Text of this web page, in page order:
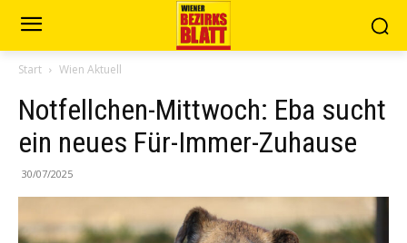
Start Wien Aktuell
Notfellchen-Mittwoch: Eba sucht
ein neues Für-Immer-Zuhause
30/07/2025